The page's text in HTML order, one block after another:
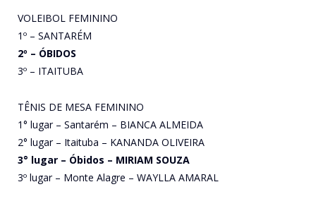
VOLEIBOL FEMININO
1º – SANTARÉM
2º – ÓBIDOS
3º – ITAITUBA
TÊNIS DE MESA FEMININO
1° lugar – Santarém – BIANCA ALMEIDA
2° lugar – Itaituba – KANANDA OLIVEIRA
3° lugar – Óbidos – MIRIAM SOUZA
3º lugar – Monte Alagre – WAYLLA AMARAL